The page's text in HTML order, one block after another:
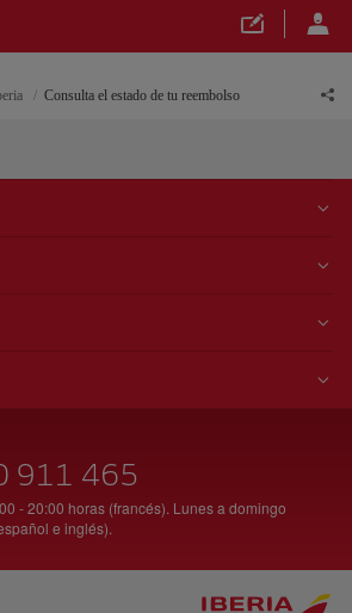
Consulta el estado de tu reembolso
911 465
- 20:00 horas (francés). Lunes a domingo
e inglés).